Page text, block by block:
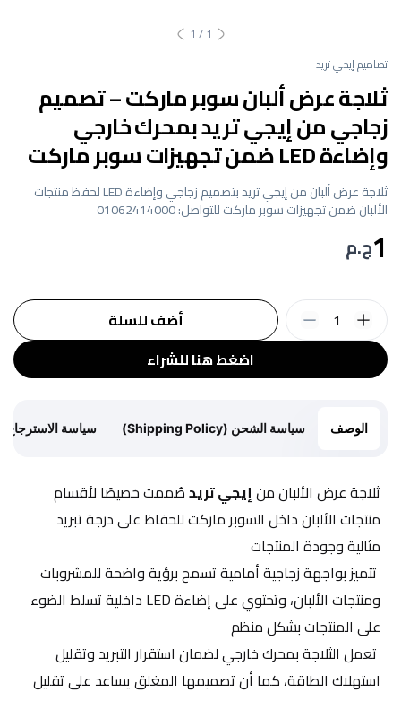
1
/
1
تصاميم إيجي تريد
ثلاجة عرض ألبان سوبر ماركت – تصميم
زجاجي من إيجي تريد بمحرك خارجي
وإضاءة LED ضمن تجهيزات سوبر ماركت
ثلاجة عرض ألبان من إيجي تريد بتصميم زجاجي وإضاءة LED لحفظ منتجات
الألبان ضمن تجهيزات سوبر ماركت للتواصل: 01062414000
1ج.م
اضغط هنا للشراء
أضف للسلة 1
الوصف سياسة الشحن (Shipping Policy) سياسة الاسترجاع (Return Policy)
ثلاجة عرض الألبان من إيجي تريد
مثالية وجودة المنتجات
على المنتجات بشكل منظم